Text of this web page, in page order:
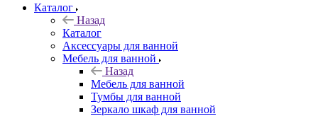
Каталог
Назад
Каталог
Аксессуары для ванной
Мебель для ванной
Назад
Мебель для ванной
Тумбы для ванной
Зеркало шкаф для ванной